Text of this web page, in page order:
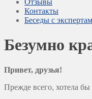
Контакты
Беседы с
Безумно
Привет, друзья!
Прежде всего, хотела